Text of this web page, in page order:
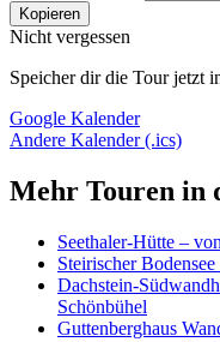
Kopieren
Nicht vergessen
Speicher dir die Tour jetzt
Google Kalender
Andere Kalender (.ics)
Mehr Touren in
Seethaler-Hütte –
Steirischer
Dachstein-
Schönbühel
Guttenberghaus